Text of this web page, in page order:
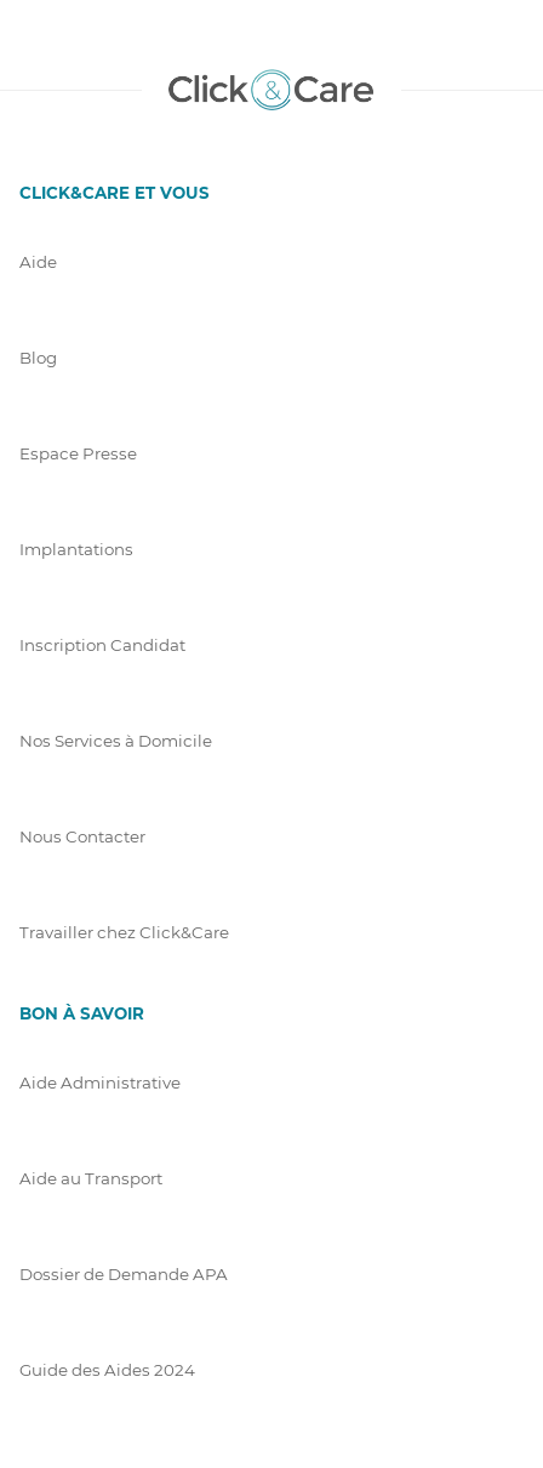
CLICK&CARE ET VOUS
Aide
Blog
Espace Presse
Implantations
Inscription Candidat
Nos Services à Domicile
Nous Contacter
Travailler chez Click&Care
BON À SAVOIR
Aide Administrative
Aide au Transport
Dossier de Demande APA
Guide des Aides 2024